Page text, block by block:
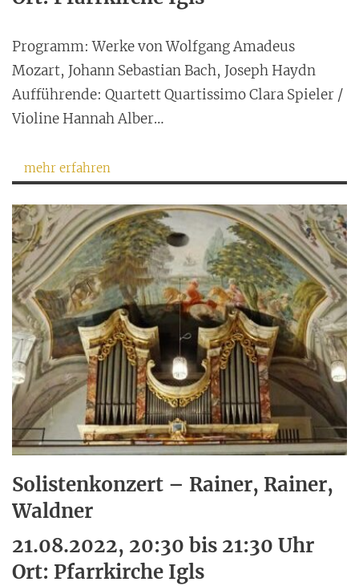
Programm: Werke von Wolfgang Amadeus
Mozart, Johann Sebastian Bach, Joseph Haydn
Aufführende: Quartett Quartissimo Clara Spieler /
Violine Hannah Alber…
mehr erfahren
Solistenkonzert – Rainer, Rainer,
Waldner
21.08.2022, 20:30 bis 21:30 Uhr
Ort: Pfarrkirche Igls